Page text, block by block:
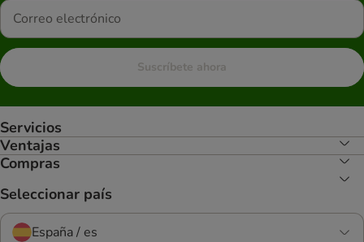
Suscríbete ahora
Servicios
Ventajas
Compras
Seleccionar país
España / es